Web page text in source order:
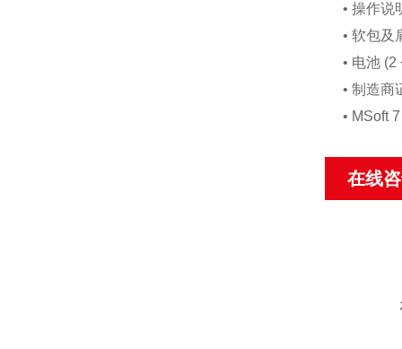
• 操作说
• 软包及
• 电池 (2
• 制造商
• MSoft
在线